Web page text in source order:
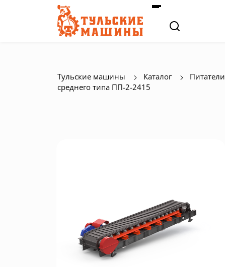
Тульские машины Каталог Питатели
среднего типа ПП-2-2415